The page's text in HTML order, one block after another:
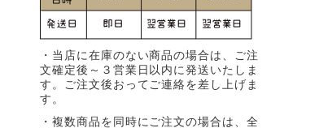
・当店に在庫のない商品の場合は、ご注
文確定後～３営業日以内に発送いたしま
す。ご注文後おってご連絡を差し上げま
す。
・複数商品を同時にご注文の場合は、全